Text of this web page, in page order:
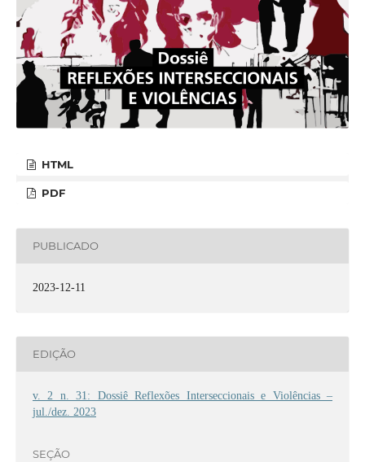
HTML
PDF
PUBLICADO
2023-12-11
EDIÇÃO
v. 2 n. 31: Dossiê Reflexões Interseccionais e Violências –
jul./dez. 2023
SEÇÃO